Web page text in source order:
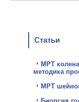
Статьи
МРТ
методика
МРТ